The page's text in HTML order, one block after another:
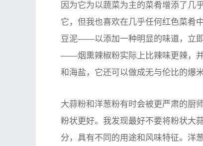
因为它为以蔬菜为主的菜肴增添了几
它，但我也喜欢在几乎任何红色菜
豆泥——以添加一种明显的味道，立
——烟熏辣椒粉实际上比辣味更辣，
和海盐，它还可以做成无与伦比的爆米
大蒜粉和洋葱粉有时会被更严肃的厨
粉状更好。我发现最好不要将粉状大
分，具有不同的用途和风味特征。洋